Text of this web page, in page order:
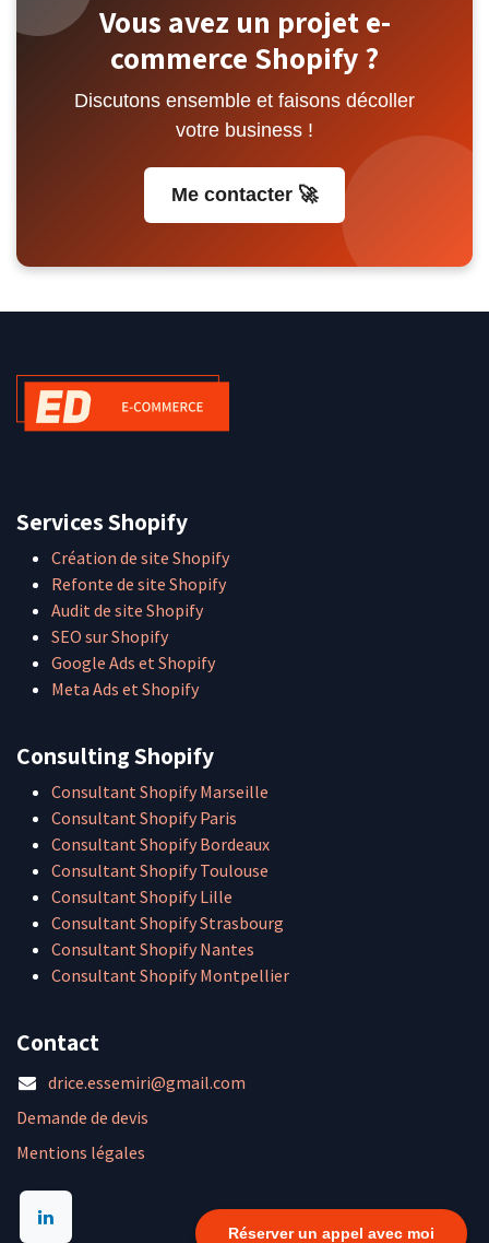
Réserver un appel avec moi
Vous avez un projet e-
commerce Shopify ?
Discutons ensemble et faisons décoller
votre business !
Me contacter 🚀
Services Shopify
Création de site Shopify
Refonte de site Shopify
Audit de site Shopify
SEO sur Shopify
Google Ads et Shopify
Meta Ads et Shopify
Contact
drice.essemiri@gmail.com
Demande de devis
Mentions légales
Consulting Shopify
Consultant Shopify Marseille
Consultant Shopify Paris
Consultant Shopify Bordeaux
Consultant Shopify Toulouse
Consultant Shopify Lille
Consultant Shopify Strasbourg
Consultant Shopify Nantes
Consultant Shopify Montpellier